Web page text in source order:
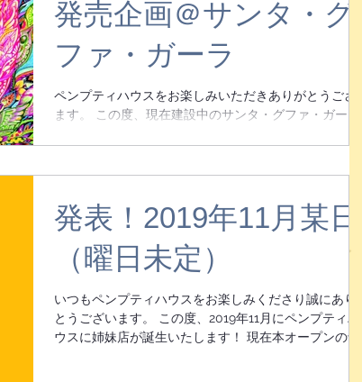
発売企画＠サンタ・グ
ファ・ガーラ
ペンプティハウスをお楽しみいただきありがとうござ
ます。 この度、現在建設中のサンタ・グファ・ガーラ
発表！2019年11月某日
（曜日未定）
いつもペンプティハウスをお楽しみくださり誠にあり
とうございます。 この度、2019年11月にペンプティハ
ウスに姉妹店が誕生いたします！ 現在本オープンの予